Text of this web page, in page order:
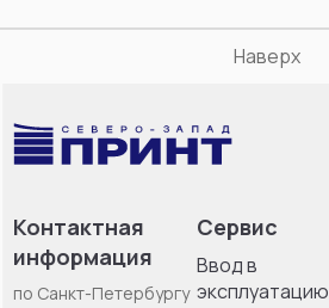
Наверх
Контактная
информация
по Санкт-Петербургу
Сервис
Ввод в
эксплуатацию